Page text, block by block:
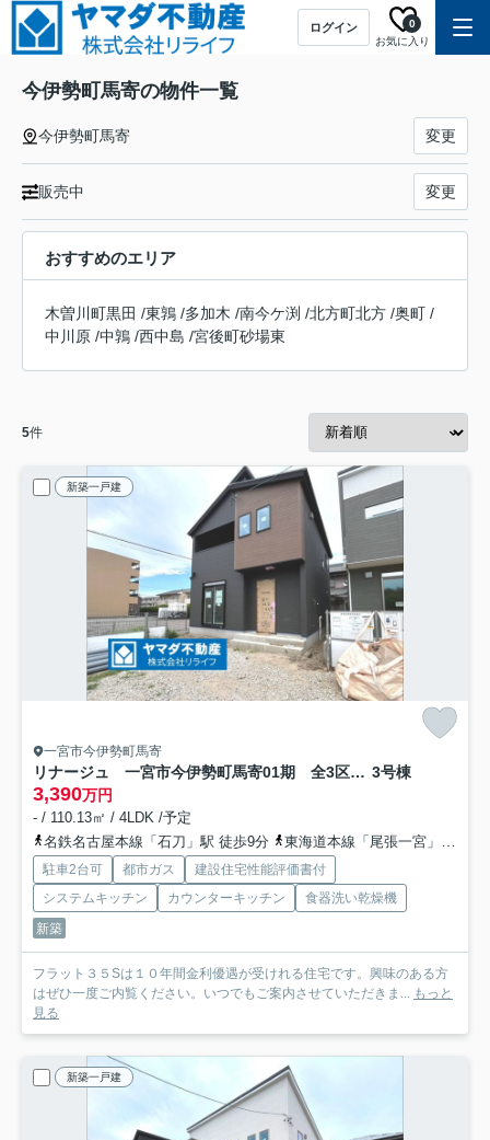
ログイン
お気に入り
0
今伊勢町馬寄の物件一覧
今伊勢町馬寄 変更
販売中 変更
おすすめのエリア
木曽川町黒田 /東鶉 /多加木 /南今ケ渕 /北方町北方 /奥町 /
中川原 /中鶉 /西中島 /宮後町砂場東
5件
新築一戸建
一宮市今伊勢町馬寄
リナージュ 一宮市今伊勢町馬寄01期 全3区画分譲 3号棟
3,390万円
- / 110.13㎡ / 4LDK /予定
名鉄名古屋本線「石刀」駅 徒歩9分
東海道本線「尾張一宮」駅 バス12分 名鉄バス「馬寄」 停歩6分
駐車2台可 都市ガス
建設住宅性能評価書付
システムキッチン
カウンターキッチン
食器洗い乾燥機
新築
フラット３５Sは１０年間金利優遇が受けれる住宅です。興味のある方
はぜひ一度ご内覧ください。いつでもご案内させていただきま... もっと
見る
新築一戸建